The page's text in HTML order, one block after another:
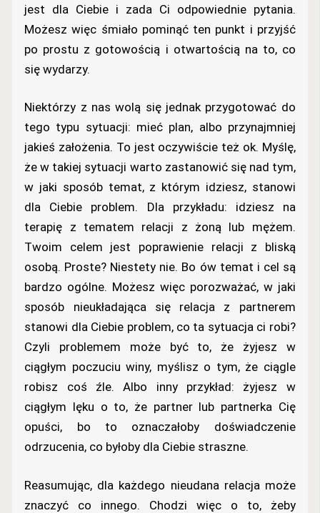
jest dla Ciebie i zada Ci odpowiednie pytania.
Możesz więc śmiało pominąć ten punkt i przyjść
po prostu z gotowością i otwartością na to, co
się wydarzy.
Niektórzy z nas wolą się jednak przygotować do
tego typu sytuacji: mieć plan, albo przynajmniej
jakieś założenia. To jest oczywiście też ok. Myślę,
że w takiej sytuacji warto zastanowić się nad tym,
w jaki sposób temat, z którym idziesz, stanowi
dla Ciebie problem. Dla przykładu: idziesz na
terapię z tematem relacji z żoną lub mężem.
Twoim celem jest poprawienie relacji z bliską
osobą. Proste? Niestety nie. Bo ów temat i cel są
bardzo ogólne. Możesz więc porozważać, w jaki
sposób nieukładająca się relacja z partnerem
stanowi dla Ciebie problem, co ta sytuacja ci robi?
Czyli problemem może być to, że żyjesz w
ciągłym poczuciu winy, myślisz o tym, że ciągle
robisz coś źle. Albo inny przykład: żyjesz w
ciągłym lęku o to, że partner lub partnerka Cię
opuści, bo to oznaczałoby doświadczenie
odrzucenia, co byłoby dla Ciebie straszne.
Reasumując, dla każdego nieudana relacja może
znaczyć co innego. Chodzi więc o to, żeby